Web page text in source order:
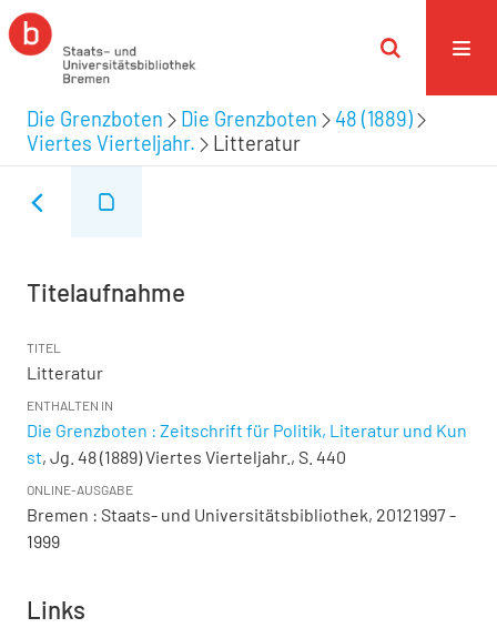
Die Grenzboten Die Grenzboten
48 (1889)
Viertes Vierteljahr.
Litteratur
Titelaufnahme
TITEL
Litteratur
ENTHALTEN IN
Die Grenzboten : Zeitschrift für Politik, Literatur und Kun
st, Jg. 48 (1889) Viertes Vierteljahr., S. 440
ONLINE-AUSGABE
Bremen : Staats- und Universitätsbibliothek, 20121997 -
1999
Links